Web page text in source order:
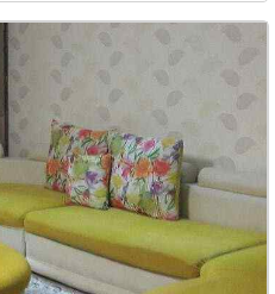
ظرفیت ۸ و تعداد ۲